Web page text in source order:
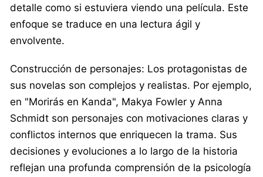
detalle como si estuviera viendo una película. Este
enfoque se traduce en una lectura ágil y
envolvente.
Construcción de personajes: Los protagonistas de
sus novelas son complejos y realistas. Por ejemplo,
en "Morirás en Kanda", Makya Fowler y Anna
Schmidt son personajes con motivaciones claras y
conflictos internos que enriquecen la trama. Sus
decisiones y evoluciones a lo largo de la historia
reflejan una profunda comprensión de la psicología